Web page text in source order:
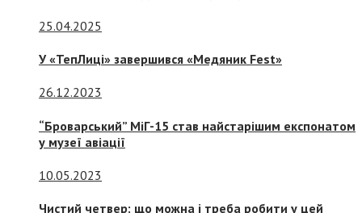
25.04.2025
У «ТепЛиці» завершився «Медяник Fest»
26.12.2023
“Броварський” МіГ-15 став найстарішим експонатом
у музеї авіації
10.05.2023
Чистий четвер: що можна і треба робити у цей